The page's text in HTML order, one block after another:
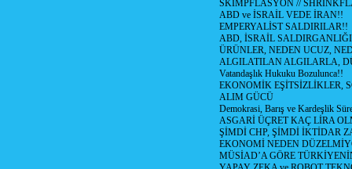
SKİMPFLASYON //
ABD ve İSRAİL VEDE İRAN!!
EMPERYALİST SALDIRILAR!!
ABD, İSRAİL SALDIRGANLIĞI
ÜRÜNLER, NEDEN UCUZ,
ALGILATILAN ALGILARLA,
Vatandaşlık Hukuku Bozulunca!!
EKONOMİK EŞİTSİZLİKLER,
ALIM GÜCÜ
Demokrasi, Barış ve Kardeşlik
ASGARİ ÜÇRET KAÇ LİRA
ŞİMDİ CHP, ŞİMDİ İKTİDAR
EKONOMİ NEDEN
MÜSİAD’A GÖRE